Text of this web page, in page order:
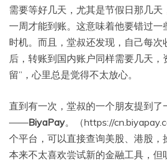
需要等好几天，尤其是节假日那几
一周才能到账。这意味着他要错过一
时机。而且，堂叔还发现，自己每次
后，转账到国内账户同样需要几天，
留”，心里总是觉得不太放心。
直到有一次，堂叔的一个朋友提到
——BiyaPay。（https://
个平台，可以直接查询美股、港股，
本来不太喜欢尝试新的金融工具，但